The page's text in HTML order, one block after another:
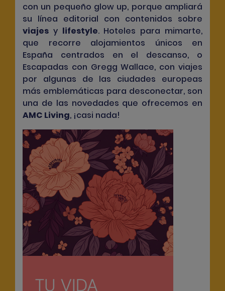
con un pequeño glow up, porque ampliará
su línea editorial con contenidos sobre
viajes y lifestyle. Hoteles para mimarte,
que recorre alojamientos únicos en
España centrados en el descanso, o
Escapadas con Gregg Wallace, con viajes
por algunas de las ciudades europeas
más emblemáticas para desconectar, son
una de las novedades que ofrecemos en
AMC Living, ¡casi nada!